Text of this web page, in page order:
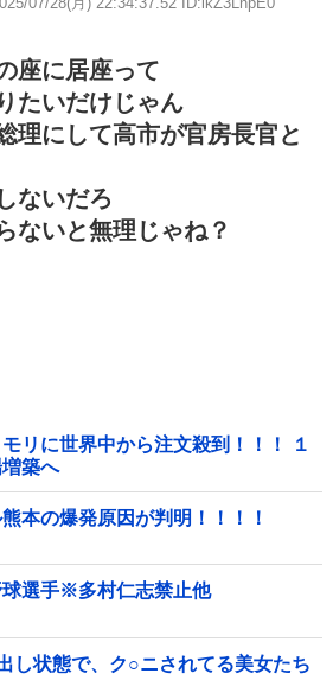
座に居座って
たいだけじゃん
理にして高市が官房長官と
ないだろ
ないと無理じゃね？
リに世界中から注文殺到！！！ １
築へ
本の爆発原因が判明！！！！
選手※多村仁志禁止他
し状態で、ク○ニされてる美女たち